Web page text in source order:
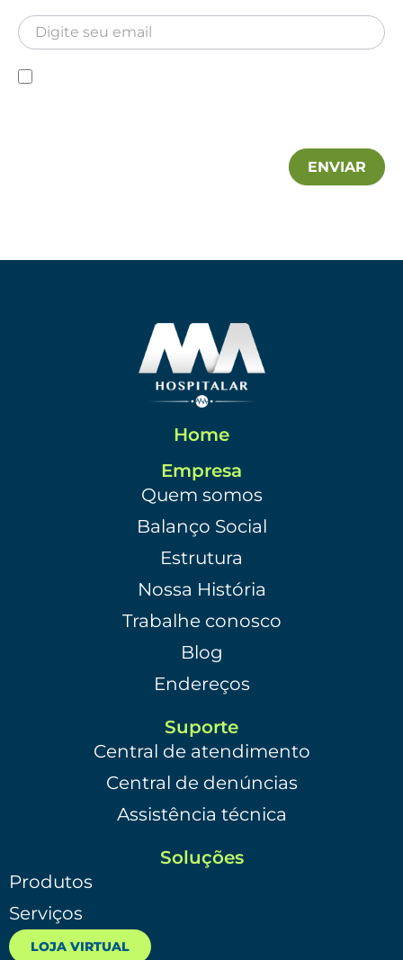
Newsletter
ENVIAR
Home
Empresa
Quem somos
Balanço Social
Estrutura
Nossa História
Trabalhe conosco
Blog
Endereços
Suporte
Central de atendimento
Central de denúncias
Assistência técnica
Soluções
Produtos
Serviços
LOJA VIRTUAL